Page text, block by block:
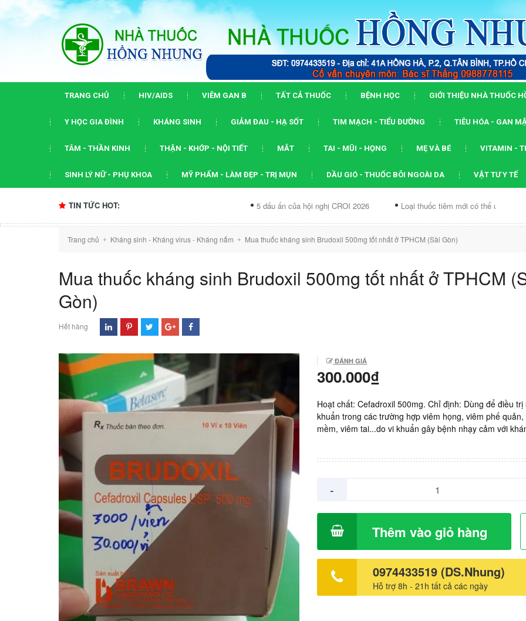
TRANG CHỦ HIV/AIDS VIÊM GAN B TẤT CẢ THUỐC BỆNH HỌC GIỚI THIỆU NHÀ THUỐC
Y HỌC GIA ĐÌNH KHÁNG SINH GIẢM ĐAU - HẠ SỐT TIM MẠCH - TIỂU ĐƯỜNG TIÊU HÓA - GAN
TÂM - THẦN KINH THẬN - KHỚP - NỘI TIẾT MẮT TAI - MŨI - HỌNG MẸ VÀ BÉ VITAMIN -
SINH LÝ NỮ - PHỤ KHOA MỸ PHẨM - LÀM ĐẸP - TRỊ MỤN DẦU GIÓ - THUỐC BÔI NGOÀI DA VẬT TƯ Y TẾ
TIN TỨC HOT: 5 dấu ấn của hội nghị CROI 2026 Loại thuốc tiêm mới có thể ức chế...
Trang chủ + Kháng sinh - Kháng virus - Kháng nấm + Mua thuốc kháng sinh Brudoxil 500mg tốt nhất ở TPHCM (Sài Gòn)
Mua thuốc kháng sinh Brudoxil 500mg tốt nhất ở TPHCM
Gòn)
Hết hàng
ĐÁNH GIÁ
300.000₫
Hoạt chất: Cefadroxil 500mg. Chỉ định: Dùng để điều trị
khuẩn trong các trường hợp viêm họng, viêm phế quản,
mềm, viêm tai...do vi khuẩn gây bệnh nhạy cảm với
-
Thêm vào giỏ hàng
0974433519 (DS.Nhung)
Hỗ trợ 8h - 21h tất cả các ngày